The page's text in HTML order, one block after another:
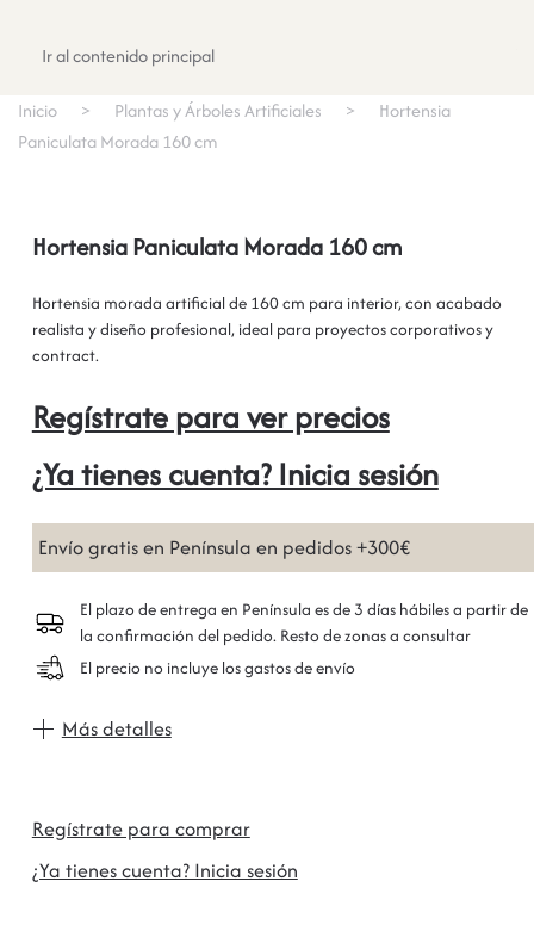
Ir al contenido principal
Inicio Plantas y Árboles Artificiales
Hortensia
Paniculata Morada 160 cm
Hortensia Paniculata Morada 160 cm
Hortensia morada artificial de 160 cm para interior, con acabado
realista y diseño profesional, ideal para proyectos corporativos y
contract.
Regístrate para ver precios
¿Ya tienes cuenta? Inicia sesión
Envío gratis en Península en pedidos +300€
El plazo de entrega en Península es de 3 días hábiles a partir de
la confirmación del pedido. Resto de zonas a consultar
El precio no incluye los gastos de envío
Más detalles
Regístrate para comprar
¿Ya tienes cuenta? Inicia sesión